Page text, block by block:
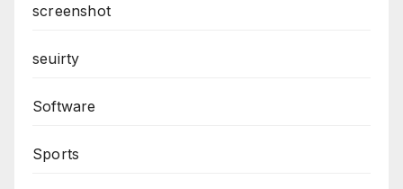
screenshot
seuirty
Software
Sports